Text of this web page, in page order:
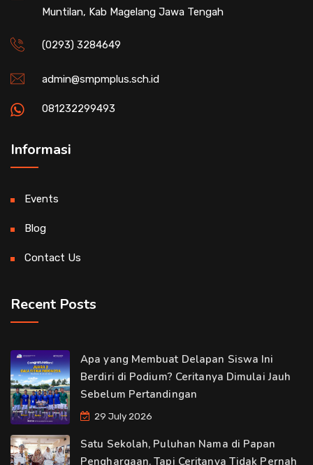
Muntilan, Kab Magelang Jawa Tengah
(0293) 3284649
admin@smpmplus.sch.id
081232299493
Informasi
Events
Blog
Contact Us
Recent Posts
Apa yang Membuat Delapan Siswa Ini
Berdiri di Podium? Ceritanya Dimulai Jauh
Sebelum Pertandingan
29 July 2026
Satu Sekolah, Puluhan Nama di Papan
Penghargaan. Tapi Ceritanya Tidak Pernah